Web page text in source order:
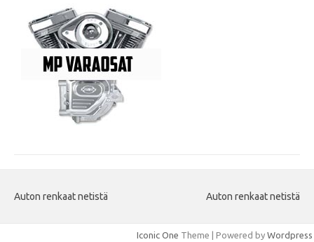
Auton renkaat netistä Auton renkaat netistä
Iconic One Theme | Powered by Wordpress